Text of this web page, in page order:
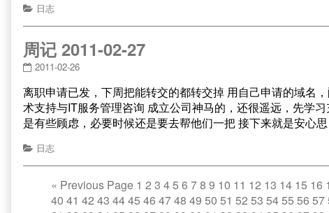
日志
周记 2011-02-27
2011-02-26
离职申请已发，下周把能转交的都转交掉 用自己申请的域名
术支持与IT服务管理咨询 成立公司神马的，还很遥远，先学
是有些顾虑，必要时候还是要去帮他们一把 接下来就是安心思
日志
« Previous Page 1 2 3 45 6 78 9 10 11 12 13 14 15 16
40 41 42 43 4445 46 4748 49 50 51 52 53 5455 56 57